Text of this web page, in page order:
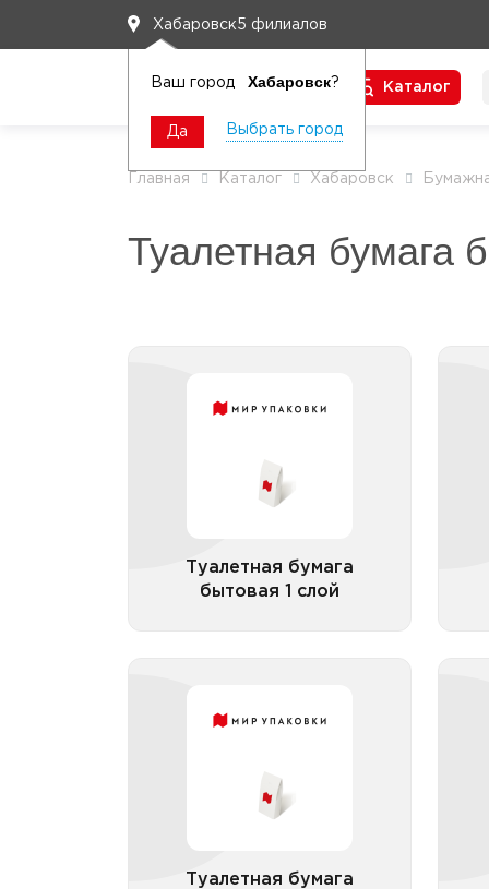
Хабаровск5 филиалов
Ваш город Хабаровск?
Да Выбрать город
Каталог
Главная Каталог Хабаровск
Туалетная бумага
Туалетная бумага
бытовая 1 слой
бытовая 1 слой
Все категории
Туалетная бумага
бытовая 5 слоев